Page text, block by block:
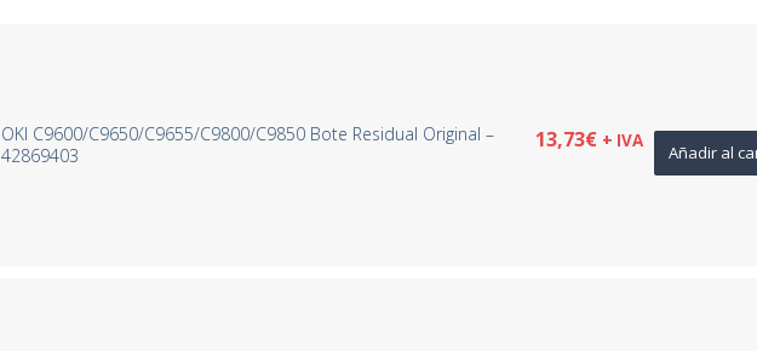
OKI C9600/C9650/C9655/C9800/C9850 Bote Residual Original –
42869403
13,73€ + IVA
Añadir al